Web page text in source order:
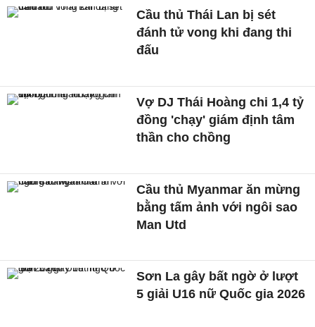
Cầu thủ Thái Lan bị sét
đánh tử vong khi đang thi
đấu
Vợ DJ Thái Hoàng chi 1,4 tỷ
đồng 'chạy' giám định tâm
thần cho chồng
Cầu thủ Myanmar ăn mừng
bằng tấm ảnh với ngôi sao
Man Utd
Sơn La gây bất ngờ ở lượt
5 giải U16 nữ Quốc gia 2026